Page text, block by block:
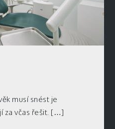
musí snést je
za včas řešit. […]